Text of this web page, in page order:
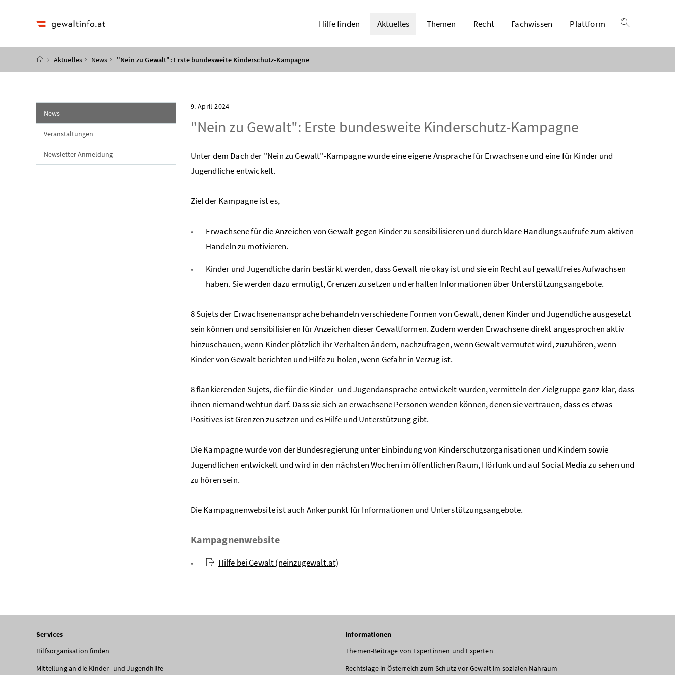
Hilfe finden Aktuelles Themen Recht Fachwissen
Plattform
Startseite
Aktuelles News "Nein zu Gewalt": Erste bundesweite Kinderschutz-Kampagne
News(aktuelle Seite)
Veranstaltungen
Newsletter Anmeldung
9. April 2024
"Nein zu Gewalt": Erste bundesweite Kinderschutz-Kampagne
Unter dem Dach der "Nein zu Gewalt"-Kampagne wurde eine eigene Ansprache für Erwachsene und eine für Kinder und
Jugendliche entwickelt.
Ziel der Kampagne ist es,
Erwachsene für die Anzeichen von Gewalt gegen Kinder zu sensibilisieren und durch klare Handlungsaufrufe zum aktiven
Handeln zu motivieren.
Kinder und Jugendliche darin bestärkt werden, dass Gewalt nie okay ist und sie ein Recht auf gewaltfreies Aufwachsen
haben. Sie werden dazu ermutigt, Grenzen zu setzen und erhalten Informationen über Unterstützungsangebote.
8 Sujets der Erwachsenenansprache behandeln verschiedene Formen von Gewalt, denen Kinder und Jugendliche ausgesetzt
sein können und sensibilisieren für Anzeichen dieser Gewaltformen. Zudem werden Erwachsene direkt angesprochen aktiv
hinzuschauen, wenn Kinder plötzlich ihr Verhalten ändern, nachzufragen, wenn Gewalt vermutet wird, zuzuhören, wenn
Kinder von Gewalt berichten und Hilfe zu holen, wenn Gefahr in Verzug ist.
8 flankierenden Sujets, die für die Kinder- und Jugendansprache entwickelt wurden, vermitteln der Zielgruppe ganz klar, dass
ihnen niemand wehtun darf. Dass sie sich an erwachsene Personen wenden können, denen sie vertrauen, dass es etwas
Positives ist Grenzen zu setzen und es Hilfe und Unterstützung gibt.
Die Kampagne wurde von der Bundesregierung unter Einbindung von Kinderschutzorganisationen und Kindern sowie
Jugendlichen entwickelt und wird in den nächsten Wochen im öffentlichen Raum, Hörfunk und auf Social Media zu sehen und
zu hören sein.
Die Kampagnenwebsite ist auch Ankerpunkt für Informationen und Unterstützungsangebote.
Kampagnenwebsite
Hilfe bei Gewalt (neinzugewalt.at)
Services
Hilfsorganisation finden
Mitteilung an die Kinder- und Jugendhilfe
Informationen
Themen-Beiträge von Expertinnen und Experten
Rechtslage in Österreich zum Schutz vor Gewalt im sozialen Nahraum